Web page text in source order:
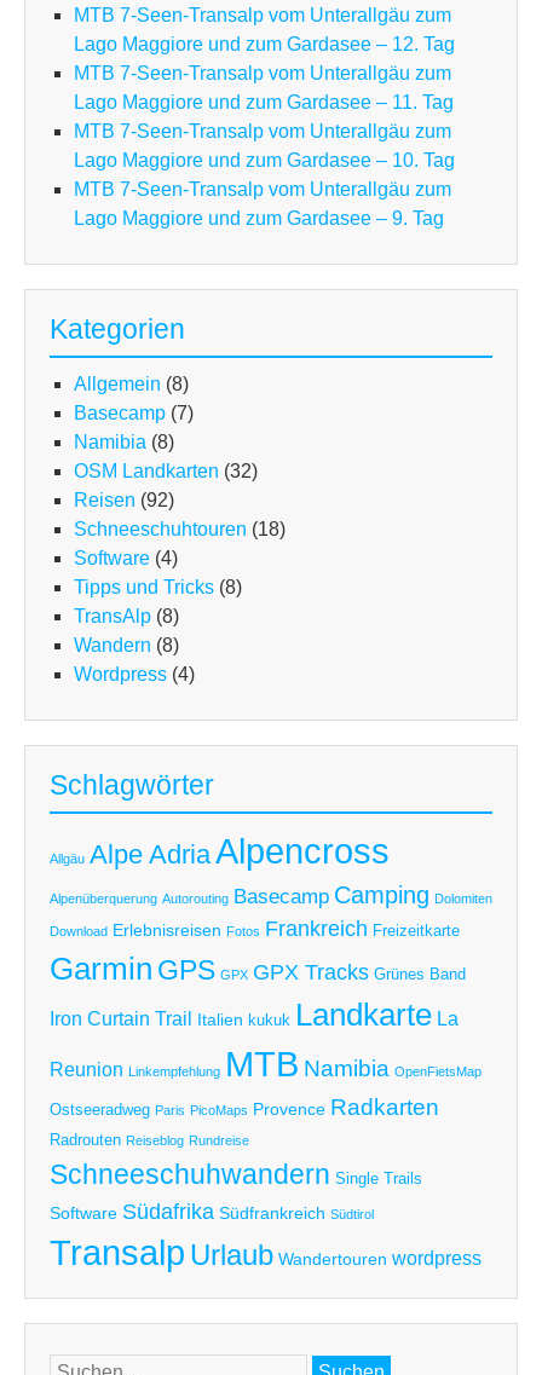
MTB 7-Seen-Transalp vom Unterallgäu zum
Lago Maggiore und zum Gardasee – 12. Tag
MTB 7-Seen-Transalp vom Unterallgäu zum
Lago Maggiore und zum Gardasee – 11. Tag
MTB 7-Seen-Transalp vom Unterallgäu zum
Lago Maggiore und zum Gardasee – 10. Tag
MTB 7-Seen-Transalp vom Unterallgäu zum
Lago Maggiore und zum Gardasee – 9. Tag
Kategorien
Allgemein (8)
Basecamp (7)
Namibia (8)
OSM Landkarten (32)
Reisen (92)
Schneeschuhtouren (18)
Software (4)
Tipps und Tricks (8)
TransAlp (8)
Wandern (8)
Wordpress (4)
Schlagwörter
Allgäu Alpe AdriaAlpencross
Alpenüberquerung Autorouting Basecamp Camping Dolomiten
Download Erlebnisreisen Fotos Frankreich Freizeitkarte
Garmin GPS GPX GPX Tracks Grünes Band
Iron Curtain Trail Italien kukuk Landkarte La
Reunion Linkempfehlung MTB Namibia OpenFietsMap
Ostseeradweg Paris PicoMaps Provence Radkarten
Radrouten Reiseblog Rundreise
Schneeschuhwandern Single Trails
Software Südafrika Südfrankreich Südtirol
Transalp Urlaub Wandertouren wordpress
Suchen